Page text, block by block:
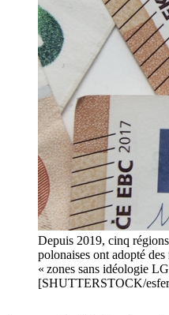
Depuis 2019, cinq
polonaises ont adopté
« zones sans idéologie
[SHUTTERSTOCK/